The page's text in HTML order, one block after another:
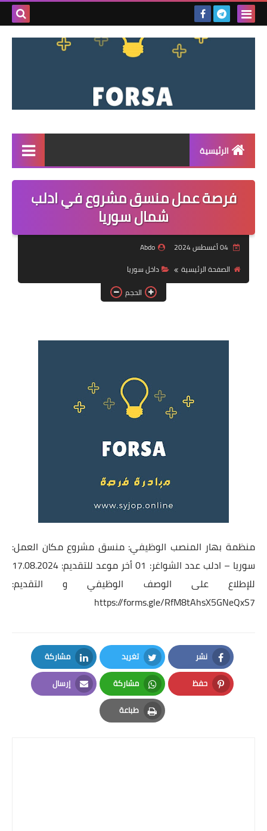
بحث
الرئيسية
القائمة
مناقصات
فرص عمل داخل سوريا
فرص عمل في العراق
فرص عمل في اليمن
فرصة عمل منسق مشروع في ادلب
شمال سوريا
04 أغسطس 2024
Abdo
الصفحة الرئيسية
داخل سوريا
الحجم
منظمة بهار المنصب الوظيفي: منسق مشروع مكان العمل:
سوريا – ادلب عدد الشواغر: 01 أخر موعد للتقديم: 17.08.2024
للإطلاع على الوصف الوظيفي و التقديم:
https://forms.gle/RfM8tAhsX5GNeQxS7
نشر
Facebook
تغريد
Twitter
مشاركة
LinkedIn
حفظ
Pinterest
مشاركة
Whatsapp
إرسال
Email
طباعة
Print